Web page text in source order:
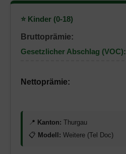
⭐ Kinder (0-18)
Bruttoprämie:
Gesetzlicher Abschlag (VOC):
Nettoprämie:
📍 Kanton: Thurgau
📋 Modell: Weitere (Tel Doc)